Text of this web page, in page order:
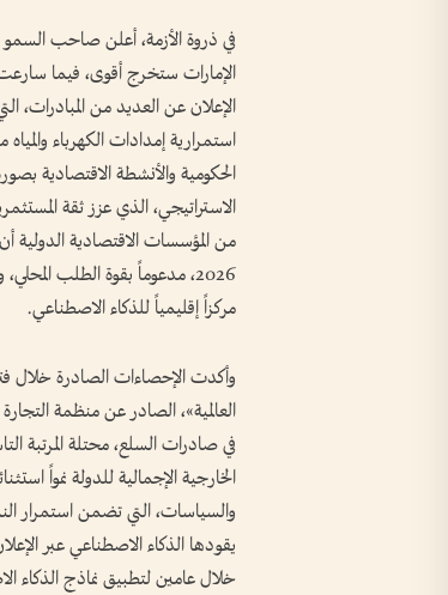
في ذروة الأزمة، أعلن صاحب
الإمارات ستخرج أقوى، فيما
الإعلان عن العديد من المبادرات،
استمرارية إمدادات الكهرباء
الحكومية والأنشطة الاقتصادية
الاستراتيجي، الذي عزز ثقة
من المؤسسات الاقتصادية الدولية
2026، مدعوماً بقوة الطلب
مركزاً إقليمياً للذكاء الاصطناعي.
وأكدت الإحصاءات الصادرة خلال
العالمية»، الصادر عن منظمة التجارة
في صادرات السلع، محتلة المرتبة
والسياسات، التي تضمن استمرار